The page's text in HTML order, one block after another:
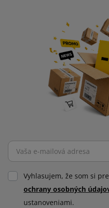
Vyhlasujem, že som si
ochrany osobných
ustanoveniami.